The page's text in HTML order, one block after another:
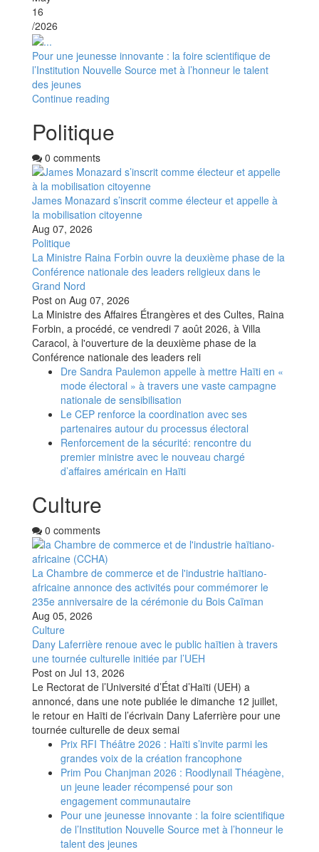
16
/2026
Pour une jeunesse innovante : la foire scientifique de
l’Institution Nouvelle Source met à l’honneur le talent
des jeunes
Continue reading
Politique
0 comments
James Monazard s’inscrit comme électeur et appelle à
la mobilisation citoyenne
Aug 07, 2026
Politique
La Ministre Raina Forbin ouvre la deuxième phase de la
Conférence nationale des leaders religieux dans le
Grand Nord
Post on Aug 07, 2026
La Ministre des Affaires Étrangères et des Cultes, Raina
Forbin, a procédé, ce vendredi 7 août 2026, à Villa
Caracol, à l'ouverture de la deuxième phase de la
Conférence nationale des leaders reli
Dre Sandra Paulemon appelle à mettre Haïti en «
mode électoral » à travers une vaste campagne
nationale de sensibilisation
Le CEP renforce la coordination avec ses
partenaires autour du processus électoral
Renforcement de la sécurité: rencontre du
premier ministre avec le nouveau chargé
d’affaires américain en Haïti
Culture
0 comments
La Chambre de commerce et de l'industrie haïtiano-
africaine annonce des activités pour commémorer le
235e anniversaire de la cérémonie du Bois Caïman
Aug 05, 2026
Culture
Dany Laferrière renoue avec le public haïtien à travers
une tournée culturelle initiée par l’UEH
Post on Jul 13, 2026
Le Rectorat de l’Université d’État d’Haïti (UEH) a
annoncé, dans une note publiée le dimanche 12 juillet,
le retour en Haïti de l’écrivain Dany Laferrière pour une
tournée culturelle de deux semai
Prix RFI Théâtre 2026 : Haïti s’invite parmi les
grandes voix de la création francophone
Prim Pou Chanjman 2026 : Roodlynail Théagène,
un jeune leader récompensé pour son
engagement communautaire
Pour une jeunesse innovante : la foire scientifique
de l’Institution Nouvelle Source met à l’honneur le
talent des jeunes